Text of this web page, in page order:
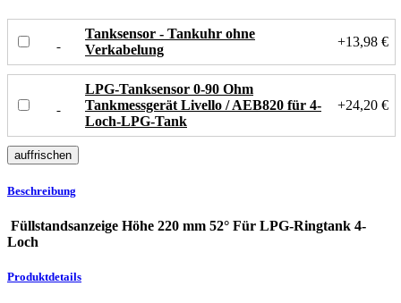
Tanksensor - Tankuhr ohne
Verkabelung
+13,98 €
LPG-Tanksensor 0-90 Ohm
Tankmessgerät Livello / AEB820 für 4-
Loch-LPG-Tank
+24,20 €
Beschreibung
Füllstandsanzeige Höhe 220 mm 52° Für LPG-Ringtank 4-
Loch
Produktdetails